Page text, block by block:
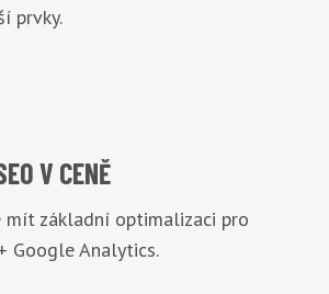
prvky.
V CENĚ
mít základní optimalizaci pro
Google Analytics.